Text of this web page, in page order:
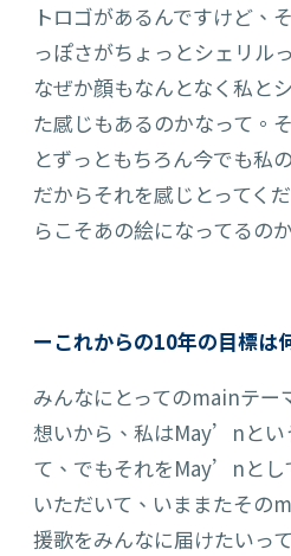
トロゴがあるんですけど、
っぽさがちょっとシェリル
なぜか顔もなんとなく私と
た感じもあるのかなって。
とずっともちろん今でも私
だからそれを感じとってく
らこそあの絵になってるの
ーこれからの10年の目標は
みんなにとってのmainテー
想いから、私はMay’nと
て、でもそれをMay’nとし
いただいて、いままたその
援歌をみんなに届けたいっ